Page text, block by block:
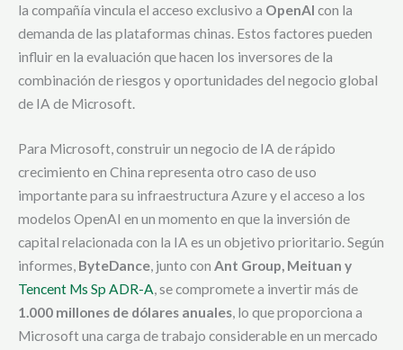
la compañía vincula el acceso exclusivo a OpenAI con la
demanda de las plataformas chinas. Estos factores pueden
influir en la evaluación que hacen los inversores de la
combinación de riesgos y oportunidades del negocio global
de IA de Microsoft.
Para Microsoft, construir un negocio de IA de rápido
crecimiento en China representa otro caso de uso
importante para su infraestructura Azure y el acceso a los
modelos OpenAI en un momento en que la inversión de
capital relacionada con la IA es un objetivo prioritario. Según
informes, ByteDance, junto con Ant Group, Meituan y
Tencent Ms Sp ADR-A, se compromete a invertir más de
1.000 millones de dólares anuales, lo que proporciona a
Microsoft una carga de trabajo considerable en un mercado